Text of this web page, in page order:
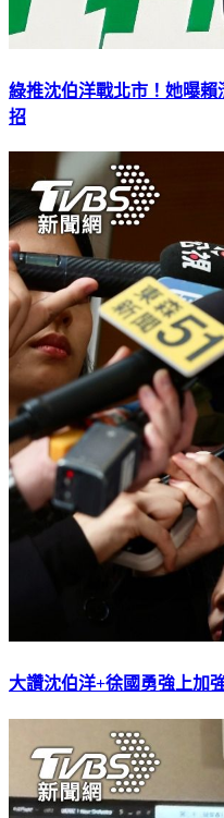
綠推沈伯洋戰北市！她曝
招
大讚沈伯洋+徐國勇強上加